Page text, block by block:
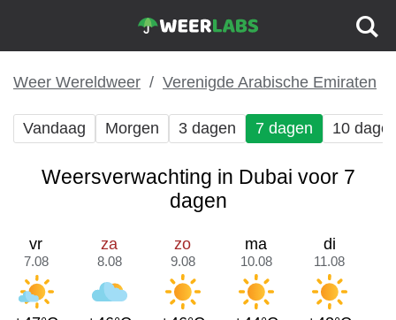
Weer Wereldweer Verenigde Arabische Emiraten
Vandaag Morgen 3 dagen 7 dagen 10
Weersverwachting in Dubai voor 7
dagen
vr
7.08
za
8.08
zo
9.08
ma
10.08
di
11.08